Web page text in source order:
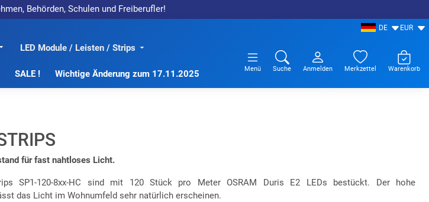
Behörden, Schulen und Freiberufler!
DE EUR
LED Module / Leisten / Strips
SALE ! Wichtige Änderung zum 17.11.2025 Menü Suche Anmelden Merkzettel Warenkorb
für fast nahtloses Licht.
SP1-120-8xx-HC sind mit 120 Stück pro Meter OSRAM Duris E2 LEDs bestückt. Der hohe
das Licht im Wohnumfeld sehr natürlich erscheinen.